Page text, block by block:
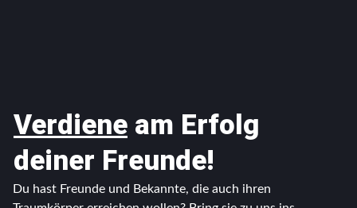
Verdiene am Erfolg
deiner Freunde!
Du hast Freunde und Bekannte, die auch ihren